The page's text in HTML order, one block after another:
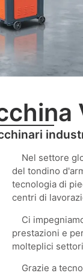
di gabbie in
Nel settore
del tondino
tecnologia di
centri di
Ci
prestazioni e
molteplici
Grazie a